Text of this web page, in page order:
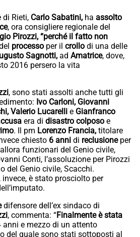
di Rieti, Carlo Sabatini, ha assolto
, ora consigliere regionale del
Pirozzi, “perché il fatto non
processo per il crollo di una delle
Sagnotti, ad Amatrice, dove,
2016 persero la vita
, sono stati assolti anche tutti gli
Ivo Carloni, Giovanni
Valerio Lucarelli e Gianfranco
era di disastro colposo e
. Il pm Lorenzo Francia, titolare
chiesto 6 anni di reclusione per
funzionari del Genio civile,
Conti, l’assoluzione per Pirozzi
del Genio civile, Scacchi.
è stato prosciolto per
difensore dell’ex sindaco di
, commenta: “Finalmente è stata
anni e mezzo di un attento
del quale sono stati sottoposti al